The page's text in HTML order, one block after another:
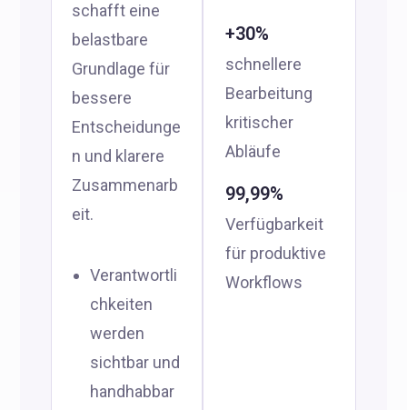
schafft eine
belastbare
Grundlage für
bessere
Entscheidunge
n und klarere
Zusammenarb
eit.
Verantwortli
chkeiten
werden
sichtbar und
handhabbar
+30%
schnellere
Bearbeitung
kritischer
Abläufe
99,99%
Verfügbarkeit
für produktive
Workflows